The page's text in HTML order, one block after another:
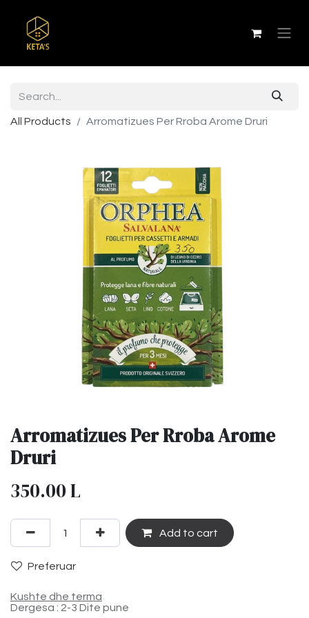
All Products Arromatizues Per Rroba Arome Druri
Arromatizues Per Rroba Arome
Druri
350.00L
Add to cart
Preferuar
Kushte dhe terma
Dergesa : 2-3 Dite pune